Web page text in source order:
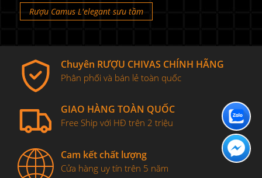
Rượu Camus L'elegant sưu tầm
Chuyên RƯỢU CHIVAS CHÍNH HÃNG
Phân phối và bán lẻ toàn quốc
GIAO HÀNG TOÀN QUỐC
Free Ship với HĐ trên 2 triệu
Cam kết chất lượng
Cửa hàng uy tín trên 5 năm